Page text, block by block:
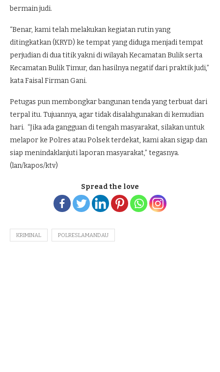
bermain judi.
“Benar, kami telah melakukan kegiatan rutin yang
ditingkatkan (KRYD) ke tempat yang diduga menjadi tempat
perjudian di dua titik yakni di wilayah Kecamatan Bulik serta
Kecamatan Bulik Timur, dan hasilnya negatif dari praktik judi,”
kata Faisal Firman Gani.
Petugas pun membongkar bangunan tenda yang terbuat dari
terpal itu. Tujuannya, agar tidak disalahgunakan di kemudian
hari. “Jika ada gangguan di tengah masyarakat, silakan untuk
melapor ke Polres atau Polsek terdekat, kami akan sigap dan
siap menindaklanjuti laporan masyarakat,” tegasnya.
(lan/kapos/ktv)
Spread the love
KRIMINAL POLRESLAMANDAU